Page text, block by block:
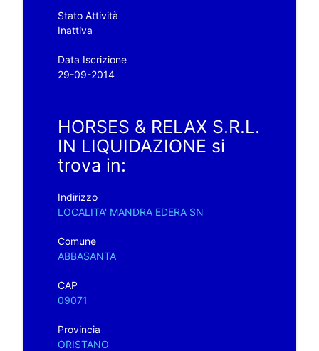
Stato Attività
Inattiva
Data Iscrizione
29-09-2014
HORSES & RELAX S.R.L.
IN LIQUIDAZIONE si
trova in:
Indirizzo
LOCALITA' MANDRA EDERA SN
Comune
ABBASANTA
CAP
09071
Provincia
ORISTANO